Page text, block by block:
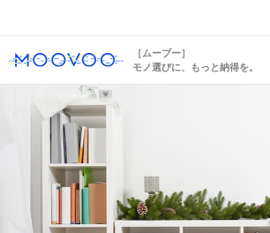
［ムーブー］
モノ選びに、もっと納得を。